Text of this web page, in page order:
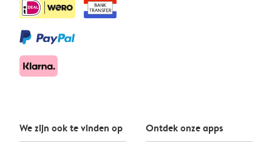
We zijn ook te vinden op Ontdek onze apps